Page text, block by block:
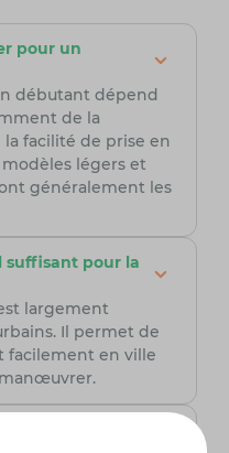
pour un
débutant dépend
de la
la facilité de prise en
légers et
généralement les
suffisant pour la
largement
Il permet de
facilement en ville